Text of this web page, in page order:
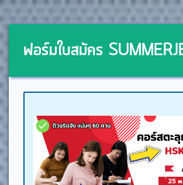
ฟอร์มใบสมัคร